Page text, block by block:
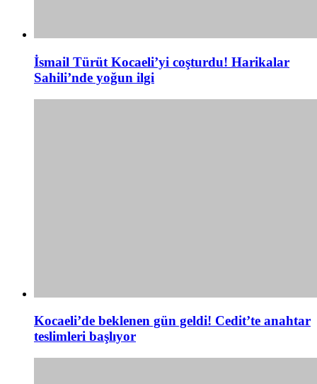
İsmail Türüt Kocaeli’yi coşturdu! Harikalar
Sahili’nde yoğun ilgi
Kocaeli’de beklenen gün geldi! Cedit’te anahtar
teslimleri başlıyor